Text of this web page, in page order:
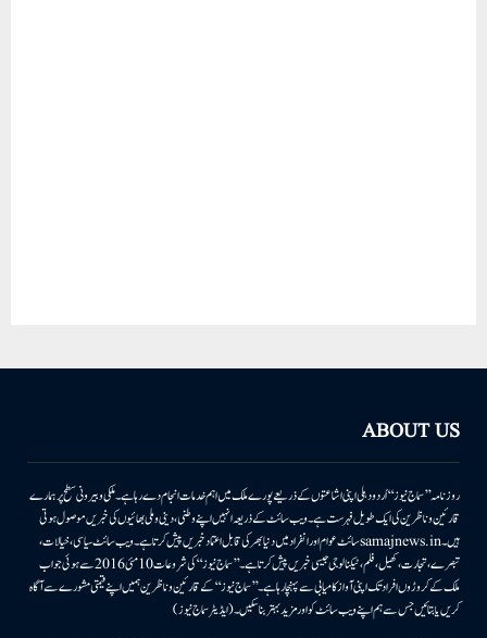
ABOUT US
روزنامہ ’’سماج نیوز‘‘ اُردو دہلی اپنی اشاعتوں کے ذریعے پورے ملک میں اہم خدمات انجام دے رہا ہے۔ ملکی وبیرونی سطح پر ہمارے
قارئین وناظرین کی ایک طویل فہرست ہے۔ ویب سائٹ کے ذریعہ انہیں اپنے وطنی، دینی وملی بھائیوں کی خبریں موصول ہوتی
ہیں۔samajnews.inسائٹ عوام اور انفراد میں دنیا بھر کی قابل اعتماد خبریں پیش کرتا ہے۔ ویب سائٹ سیاسی، خیالات،
تبصرے، تجارت، کھیل، فلم، ٹیکنالوجی جیسی خبریں پیش کرتا ہے۔ ’’سماج نیوز‘‘ کی شروعات 10مئی 2016 سے ہوئی جو اب
ملک کے کروڑوں افراد تک اپنی آواز کامیابی سے پہنچا رہا ہے۔ ’’سماج نیوز‘‘ کے قارئین وناظرین ہمیں اپنے قیمتی مشورے سے آگاہ
کریں یا بتائیں جس سے ہم اپنے ویب سائٹ کو اور مزید بہتر بناسکیں۔ (ایڈیٹر سماج نیوز)